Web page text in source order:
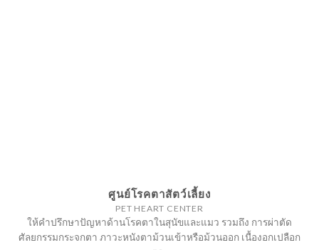
ศูนย์โรคตาสัตว์เลี้ยง
PET HEART CENTER
ให้คำปรึกษาปัญหาด้านโรคตาในสุนัขและแมว รวมถึง การผ่าตัด
ศัลยกรรมกระจกตา ภาวะหนังตาม้วนเข้าหรือม้วนออก เนื้องอกเปลือก